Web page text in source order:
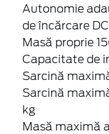
Autonomie
de încărcare
Masă proprie
Capacitate de
Sarcină
Sarcină
kg
Masă maximă